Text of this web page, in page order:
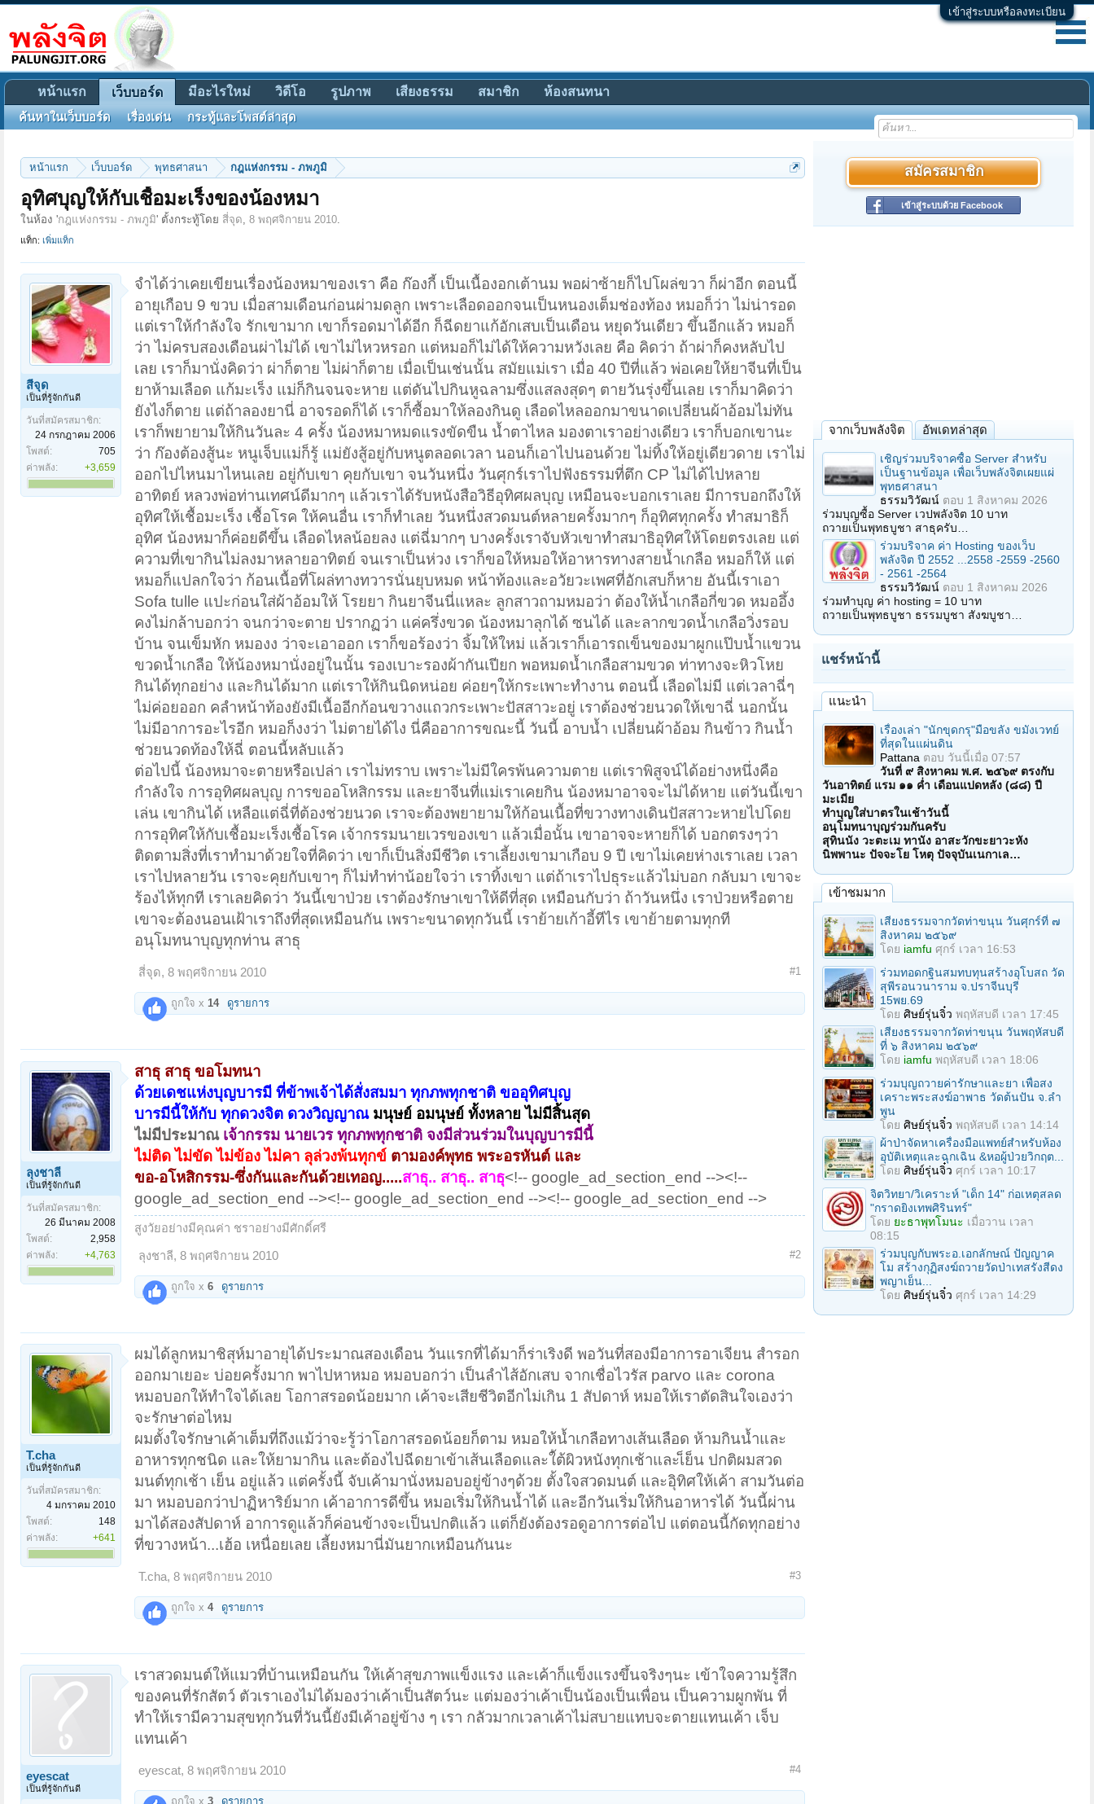
เข้าสู่ระบบหรือลงทะเบียน
หน้าแรก เว็บบอร์ด พุทธศาสนา กฎแห่งกรรม - ภพภูมิ
อุทิศบุญให้กับเชื้อมะเร็งของน้องหมา
ในห้อง 'กฎแห่งกรรม - ภพภูมิ' ตั้งกระทู้โดย สี่จุด, 8 พฤศจิกายน 2010.
แท็ก: เพิ่มแท็ก
สี่จุด
เป็นที่รู้จักกันดี
วันที่สมัครสมาชิก:
24 กรกฎาคม 2006
โพสต์:
705
ค่าพลัง:
+3,659
จำได้ว่าเคยเขียนเรื่องน้องหมาของเรา คือ ก๊องกี้ เป็นเนื้องอกเต้านม พอผ่าซ้ายก็ไปโผล่ขวา ก็ผ่าอีก ตอนนี้
อายุเกือบ 9 ขวบ เมื่อสามเดือนก่อนผ่ามดลูก เพราะเลือดออกจนเป็นหนองเต็มช่องท้อง หมอก็ว่า ไม่น่ารอด
แต่เราให้กำลังใจ รักเขามาก เขาก็รอดมาได้อีก ก็ฉีดยาแก้อักเสบเป็นเดือน หยุดวันเดียว ขึ้นอีกแล้ว หมอก็
ว่า ไม่ครบสองเดือนผ่าไม่ได้ เขาไม่ไหวหรอก แต่หมอก็ไม่ได้ให้ความหวังเลย คือ คิดว่า ถ้าผ่าก็คงหลับไป
เลย เราก็มานั่งคิดว่า ผ่าก็ตาย ไม่ผ่าก็ตาย เมื่อเป็นเช่นนั้น สมัยแม่เรา เมื่อ 40 ปีที่แล้ว พ่อเคยให้ยาจีนที่เป็น
ยาห้ามเลือด แก้มะเร็ง แม่ก็กินจนจะหาย แต่ดันไปกินหูฉลามซึ่งแสลงสุดๆ ตายวันรุ่งขึ้นเลย เราก็มาคิดว่า
ยังไงก็ตาย แต่ถ้าลองยานี่ อาจรอดก็ได้ เราก็ซื้อมาให้ลองกินดู เลือดไหลออกมาขนาดเปลี่ยนผ้าอ้อมไม่ทัน
เราก็พยายามให้กินวันละ 4 ครั้ง น้องหมาหมดแรงขัดขืน น้ำตาไหล มองตาเราอย่างเดียว เราก็บอกเขานะ
ว่า ก๊องต้องสู้นะ หนูเจ็บแม่ก็รู้ แม่ยังสู้อยู่กับหนูตลอดเวลา นอนก็เอาไปนอนด้วย ไม่ทิ้งให้อยู่เดียวดาย เราไม่
ออกไปไหนมาไหนเลย อยู่กับเขา คุยกับเขา จนวันหนึ่ง วันศุกร์เราไปฟังธรรมที่ตึก CP ไม่ได้ไปหลาย
อาทิตย์ หลวงพ่อท่านเทศน์ดีมากๆ แล้วเราได้รับหนังสือวิธีอุทิศผลบุญ เหมือนจะบอกเราเลย มีการบอกถึงให้
อุทิศให้เชื้อมะเร็ง เชื้อโรค ให้คนอื่น เราก็ทำเลย วันหนึ่งสวดมนต์หลายครั้งมากๆ ก็อุทิศทุกครั้ง ทำสมาธิก็
อุทิศ น้องหมาก็ค่อยดีขึ้น เลือดไหลน้อยลง แต่ฉี่มากๆ บางครั้งเราจับหัวเขาทำสมาธิอุทิศให้โดยตรงเลย แต่
ความที่เขากินไม่ลงมาหลายอาทิตย์ จนเราเป็นห่วง เราก็ขอให้หมอให้อาหารทางสายน้ำเกลือ หมอก็ให้ แต่
หมอก็แปลกใจว่า ก้อนเนื้อที่โผล่ทางทวารนั่นยุบหมด หน้าท้องและอวัยวะเพศที่อักเสบก็หาย อันนี้เราเอา
Sofa tulle แปะก่อนใส่ผ้าอ้อมให้ โรยยา กินยาจีนนี่แหละ ลูกสาวถามหมอว่า ต้องให้น้ำเกลือกี่ขวด หมออึ้ง
คงไม่กล้าบอกว่า จนกว่าจะตาย ปรากฏว่า แค่ครึ่งขวด น้องหมาลุกได้ ซนได้ และลากขวดน้ำเกลือวิ่งรอบ
บ้าน จนเข็มหัก หมองง ว่าจะเอาออก เราก็ขอร้องว่า จิ้มให้ใหม่ แล้วเราก็เอารถเข็นของมาผูกแป๊บน้ำแขวน
ขวดน้ำเกลือ ให้น้องหมานั่งอยู่ในนั้น รองเบาะรองผ้ากันเปียก พอหมดน้ำเกลือสามขวด ท่าทางจะหิวโหย
กินได้ทุกอย่าง และกินได้มาก แต่เราให้กินนิดหน่อย ค่อยๆให้กระเพาะทำงาน ตอนนี้ เลือดไม่มี แต่เวลาฉี่ๆ
ไม่ค่อยออก คลำหน้าท้องยังมีเนื้ออีกก้อนขวางแถวกระเพาะปัสสาวะอยู่ เราต้องช่วยนวดให้เขาฉี่ นอกนั้น
ไม่มีอาการอะไรอีก หมอก็งงว่า ไม่ตายได้ไง นี่คืออาการขณะนี้ วันนี้ อาบน้ำ เปลี่ยนผ้าอ้อม กินข้าว กินน้ำ
ช่วยนวดท้องให้ฉี่ ตอนนี้หลับแล้ว
ต่อไปนี้ น้องหมาจะตายหรือเปล่า เราไม่ทราบ เพราะไม่มีใครพ้นความตาย แต่เราพิสูจน์ได้อย่างหนึ่งคือ
กำลังใจ การอุทิศผลบุญ การขออโหสิกรรม และยาจีนที่แม่เราเคยกิน น้องหมาอาจจะไม่ได้หาย แต่วันนี้เขา
เล่น เขากินได้ เหลือแต่ฉี่ที่ต้องช่วยนวด เราจะต้องพยายามให้ก้อนเนื้อที่ขวางทางเดินปัสสาวะหายไปโดย
การอุทิศให้กับเชื้อมะเร็งเชื้อโรค เจ้ากรรมนายเวรของเขา แล้วเมื่อนั้น เขาอาจจะหายก็ได้ บอกตรงๆว่า
ติดตามสิ่งที่เราทำมาด้วยใจที่คิดว่า เขาก็เป็นสิ่งมีชีวิต เราเลี้ยงเขามาเกือบ 9 ปี เขาไม่เคยห่างเราเลย เวลา
เราไปหลายวัน เราจะคุยกับเขาๆ ก็ไม่ทำท่าน้อยใจว่า เราทิ้งเขา แต่ถ้าเราไปธุระแล้วไม่บอก กลับมา เขาจะ
ร้องไห้ทุกที เราเลยคิดว่า วันนี้เขาป่วย เราต้องรักษาเขาให้ดีที่สุด เหมือนกับว่า ถ้าวันหนึ่ง เราป่วยหรือตาย
เขาจะต้องนอนเฝ้าเราถึงที่สุดเหมือนกัน เพราะขนาดทุกวันนี้ เราย้ายเก้าอี้ทีไร เขาย้ายตามทุกที
อนุโมทนาบุญทุกท่าน สาธุ
สี่จุด, 8 พฤศจิกายน 2010 #1
ถูกใจ x 14 ดูรายการ
ลุงชาลี
เป็นที่รู้จักกันดี
วันที่สมัครสมาชิก:
26 มีนาคม 2008
โพสต์:
2,958
ค่าพลัง:
+4,763
สาธุ สาธุ ขอโมทนา
ด้วยเดชแห่งบุญบารมี ที่ข้าพเจ้าได้สั่งสมมา ทุกภพทุกชาติ ขออุทิศบุญ
บารมีนี้ให้กับ ทุกดวงจิต ดวงวิญญาณ มนุษย์ อมนุษย์ ทั้งหลาย ไม่มีสิ้นสุด
ไม่มีประมาณ เจ้ากรรม นายเวร ทุกภพทุกชาติ จงมีส่วนร่วมในบุญบารมีนี้
ไม่ติด ไม่ขัด ไม่ข้อง ไม่คา ลุล่วงพ้นทุกข์ ตามองค์พุทธ พระอรหันต์ และ
ขอ-อโหสิกรรม-ซึ่งกันและกันด้วยเทอญ.....สาธุ.. สาธุ.. สาธุ<!-- google_ad_section_end --><!--
google_ad_section_end --><!-- google_ad_section_end --><!-- google_ad_section_end -->
สูงวัยอย่างมีคุณค่า ชราอย่างมีศักดิ์ศรี
ลุงชาลี, 8 พฤศจิกายน 2010 #2
ถูกใจ x 6 ดูรายการ
T.cha
เป็นที่รู้จักกันดี
วันที่สมัครสมาชิก:
4 มกราคม 2010
โพสต์:
148
ค่าพลัง:
+641
ผมได้ลูกหมาชิสุห์มาอายุได้ประมาณสองเดือน วันแรกที่ได้มาก็ร่าเริงดี พอวันที่สองมีอาการอาเจียน สำรอก
ออกมาเยอะ บ่อยครั้งมาก พาไปหาหมอ หมอบอกว่า เป็นลำไส้อักเสบ จากเชื่อไวรัส parvo และ corona
หมอบอกให้ทำใจได้เลย โอกาสรอดน้อยมาก เค้าจะเสียชีวิตอีกไม่เกิน 1 สัปดาห์ หมอให้เราตัดสินใจเองว่า
จะรักษาต่อไหม
ผมตั้งใจรักษาเค้าเต็มที่ถึงแม้ว่าจะรู้ว่าโอกาสรอดน้อยก็ตาม หมอให้น้ำเกลือทางเส้นเลือด ห้ามกินน้ำและ
อาหารทุกชนิด และให้ยามากิน และต้องไปฉีดยาเข้าเส้นเลือดและใ้ต้ผิวหนังทุกเช้าและเ็ย็น ปกติผมสวด
มนต์ทุกเช้า เย็น อยู่แล้ว แต่ครั้งนี้ จับเค้ามานั่งหมอบอยู่ข้างๆด้วย ตั้งใจสวดมนต์ และอุิทิศให้เค้า สามวันต่อ
มา หมอบอกว่าปาฏิหาริย์มาก เค้าอาการดีขึ้น หมอเริ่มให้กินน้ำได้ และอีกวันเริ่มให้กินอาหารได้ วันนี้ผ่าน
มาได้สองสัปดาห์ อาการดูแล้วก็ค่อนข้างจะเป็นปกติแล้ว แต่ก็ยังต้องรอดูอาการต่อไป แต่ตอนนี้กัดทุกอย่าง
ที่ขวางหน้า...เฮ้อ เหนื่อยเลย เลี้ยงหมานี่มันยากเหมือนกันนะ
T.cha, 8 พฤศจิกายน 2010 #3
ถูกใจ x 4 ดูรายการ
eyescat
เป็นที่รู้จักกันดี
เราสวดมนต์ให้แมวที่บ้านเหมือนกัน ให้เค้าสุขภาพแข็งแรง และเค้าก็แข็งแรงขึ้นจริงๆนะ เข้าใจความรู้สึก
ของคนที่รักสัตว์ ตัวเราเองไม่ได้มองว่าเค้าเป็นสัตว์นะ แต่มองว่าเค้าเป็นน้องเป็นเพื่อน เป็นความผูกพัน ที่
ทำให้เรามีความสุขทุกวันที่วันนี้ยังมีเค้าอยู่ข้าง ๆ เรา กลัวมากเวลาเค้าไม่สบายแทบจะตายแทนเค้า เจ็บ
แทนเค้า
eyescat, 8 พฤศจิกายน 2010 #4
ถูกใจ x 3 ดูรายการ
สมัครสมาชิก
เข้าสู่ระบบด้วย Facebook
จากเว็บพลังจิต อัพเดทล่าสุด
เชิญร่วมบริจาคซื้อ Server สำหรับ
เป็นฐานข้อมูล เพื่อเว็บพลังจิตเผยแผ่
พุทธศาสนา
ธรรมวิวัฒน์ ตอบ 1 สิงหาคม 2026
ร่วมบุญซื้อ Server เวปพลังจิต 10 บาท
ถวายเป็นพุทธบูชา สาธุครับ…
ร่วมบริจาค ค่า Hosting ของเว็บ
พลังจิต ปี 2552 ...2558 -2559 -2560
- 2561 -2564
ธรรมวิวัฒน์ ตอบ 1 สิงหาคม 2026
ร่วมทำบุญ ค่า hosting = 10 บาท
ถวายเป็นพุทธบูชา ธรรมบูชา สังฆบูชา…
แชร์หน้านี้
แนะนำ
เรื่องเล่า "นักขุดกรุ"มือขลัง ขมังเวทย์
ที่สุดในแผ่นดิน
Pattana ตอบ วันนี้เมื่อ 07:57
วันที่ ๙ สิงหาคม พ.ศ. ๒๕๖๙ ตรงกับ
วันอาทิตย์ แรม ๑๑ ค่ำ เดือนแปดหลัง (๘๘) ปี
มะเมีย
ทำบุญใส่บาตรในเช้าวันนี้
อนุโมทนาบุญร่วมกันครับ
สุทินนัง วะตะเม ทานัง อาสะวักขะยาวะหัง
นิพพานะ ปัจจะโย โหตุ ปัจจุบันเนกาเล…
เข้าชมมาก
เสียงธรรมจากวัดท่าขนุน วันศุกร์ที่ ๗
สิงหาคม ๒๕๖๙
โดย iamfu ศุกร์ เวลา 16:53
ร่วมทอดกฐินสมทบทุนสร้างอุโบสถ วัด
สุพีรอนวนาราม จ.ปราจีนบุรี
15พย.69
โดย ศิษย์รุ่นจิ๋ว พฤหัสบดี เวลา 17:45
เสียงธรรมจากวัดท่าขนุน วันพฤหัสบดี
ที่ ๖ สิงหาคม ๒๕๖๙
โดย iamfu พฤหัสบดี เวลา 18:06
ร่วมบุญถวายค่ารักษาและยา เพื่อสง
เคราะพระสงฆ์อาพาธ วัดต้นปัน จ.ลํา
พูน
โดย ศิษย์รุ่นจิ๋ว พฤหัสบดี เวลา 14:14
ผ้าป่าจัดหาเครื่องมือแพทย์สำหรับห้อง
อุบัติเหตุและฉุกเฉิน &หอผู้ป่วยวิกฤต...
โดย ศิษย์รุ่นจิ๋ว ศุกร์ เวลา 10:17
จิตวิทยา/วิเคราะห์ "เด็ก 14" ก่อเหตุสลด
"กราดยิงเทพศิรินทร์"
โดย ยะธาพุทโมนะ เมื่อวาน เวลา
08:15
ร่วมบุญกับพระอ.เอกลักษณ์ ปัญญาค
โม สร้างกุฏิสงฆ์ถวายวัดป่าเทสรังสีดง
พญาเย็น...
โดย ศิษย์รุ่นจิ๋ว ศุกร์ เวลา 14:29
หน้าแรก เว็บบอร์ด
ค้นหาในเว็บบอร์ด เรื่องเด่น กระทู้และโพสต์ล่าสุด
มีอะไรใหม่ วิดีโอ รูปภาพ เสียงธรรม สมาชิก ห้องสนทนา